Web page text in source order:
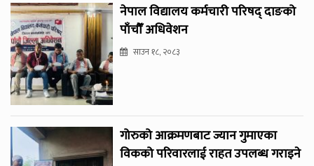
नेपाल विद्यालय कर्मचारी परिषद् दाङको
पाँचौँ अधिवेशन
साउन १८, २०८३
गोरुको आक्रमणबाट ज्यान गुमाएका
विकको परिवारलाई राहत उपलब्ध गराइने